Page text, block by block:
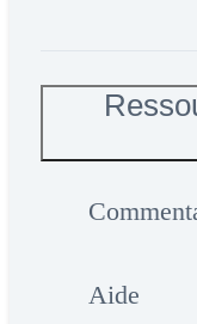
Aide